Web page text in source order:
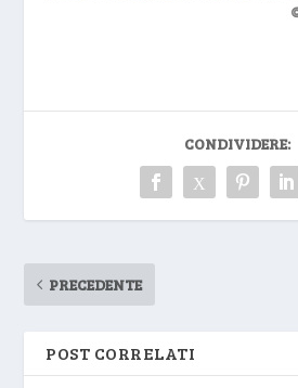
CONDIVIDERE:
PRECEDENTE
POST CORRELATI